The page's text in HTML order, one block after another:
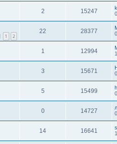
2 15247
1 2
22 28377
1 12994
3 15671
5 15499
0 14727
14 16641